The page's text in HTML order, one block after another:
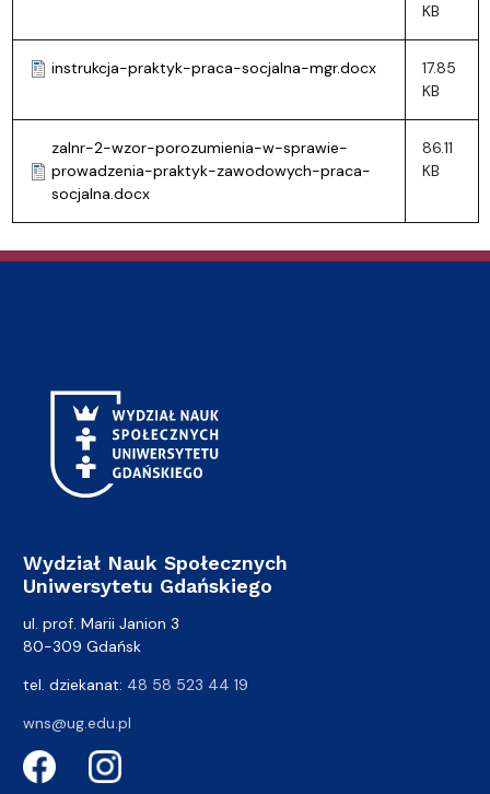
KB
instrukcja-praktyk-praca-socjalna-mgr.docx
17.85
KB
zalnr-2-wzor-porozumienia-w-sprawie-
prowadzenia-praktyk-zawodowych-praca-
socjalna.docx
86.11
KB
Wydział Nauk Społecznych
Uniwersytetu Gdańskiego
ul. prof. Marii Janion 3
80-309 Gdańsk
tel. dziekanat: 48 58 523 44 19
wns@ug.edu.pl